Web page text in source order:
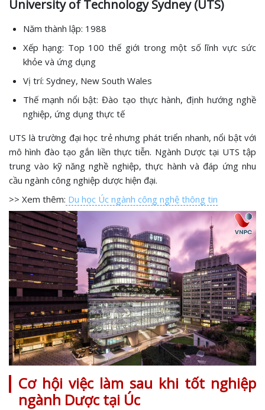
University of Technology Sydney (UTS)
Năm thành lập: 1988
Xếp hạng: Top 100 thế giới trong một số lĩnh vực sức
khỏe và ứng dụng
Vị trí: Sydney, New South Wales
Thế mạnh nổi bật: Đào tạo thực hành, định hướng nghề
nghiệp, ứng dụng thực tế
UTS là trường đại học trẻ nhưng phát triển nhanh, nổi bật với
mô hình đào tạo gắn liền thực tiễn. Ngành Dược tại UTS tập
trung vào kỹ năng nghề nghiệp, thực hành và đáp ứng nhu
cầu ngành công nghiệp dược hiện đại.
>> Xem thêm: Du học Úc ngành công nghệ thông tin
Cơ hội việc làm sau khi tốt nghiệp
ngành Dược tại Úc